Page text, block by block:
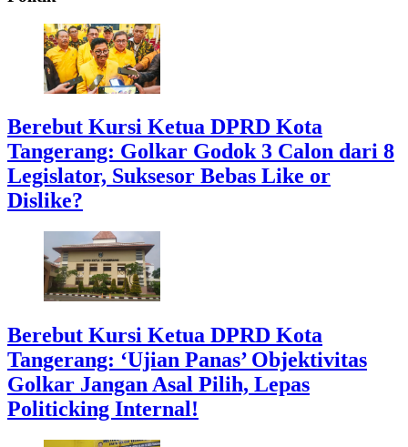
Berebut Kursi Ketua DPRD Kota
Tangerang: Golkar Godok 3 Calon dari 8
Legislator, Suksesor Bebas Like or
Dislike?
Berebut Kursi Ketua DPRD Kota
Tangerang: ‘Ujian Panas’ Objektivitas
Golkar Jangan Asal Pilih, Lepas
Politicking Internal!